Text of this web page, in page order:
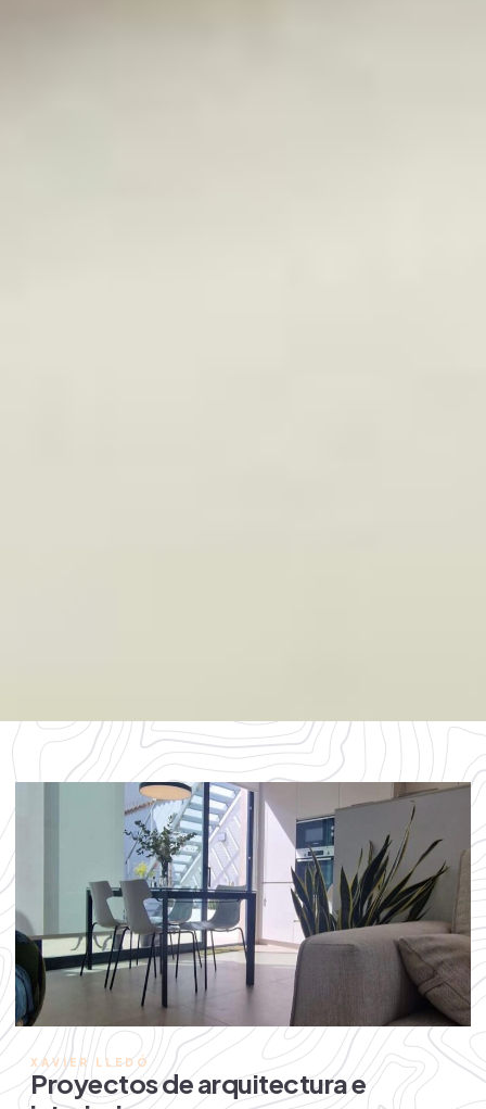
XAVIER LLEDÓ
Proyectos de arquitectura e